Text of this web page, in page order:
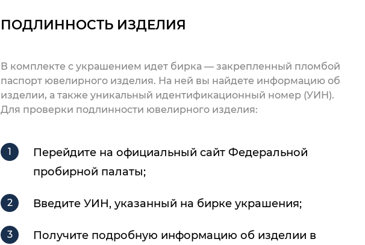
ПОДЛИННОСТЬ ИЗДЕЛИЯ
В комплекте с украшением идет бирка — закрепленный пломбой
паспорт ювелирного изделия. На ней вы найдете информацию об
изделии, а также уникальный идентификационный номер (УИН).
Для проверки подлинности ювелирного изделия:
Перейдите на официальный сайт Федеральной
пробирной палаты;
Введите УИН, указанный на бирке украшения;
Получите подробную информацию об изделии в